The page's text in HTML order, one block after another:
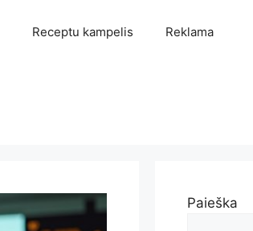
Receptu kampelis Reklama
Paieška